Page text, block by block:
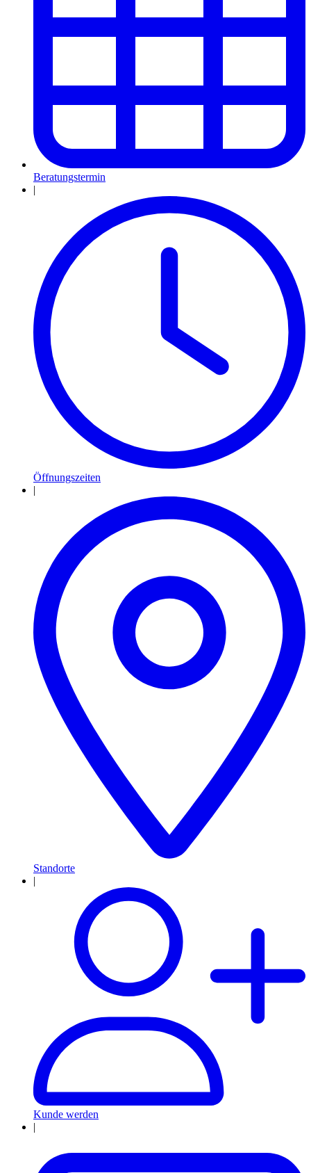
Beratungstermin
|
Öffnungszeiten
|
Standorte
Kunde werden
|